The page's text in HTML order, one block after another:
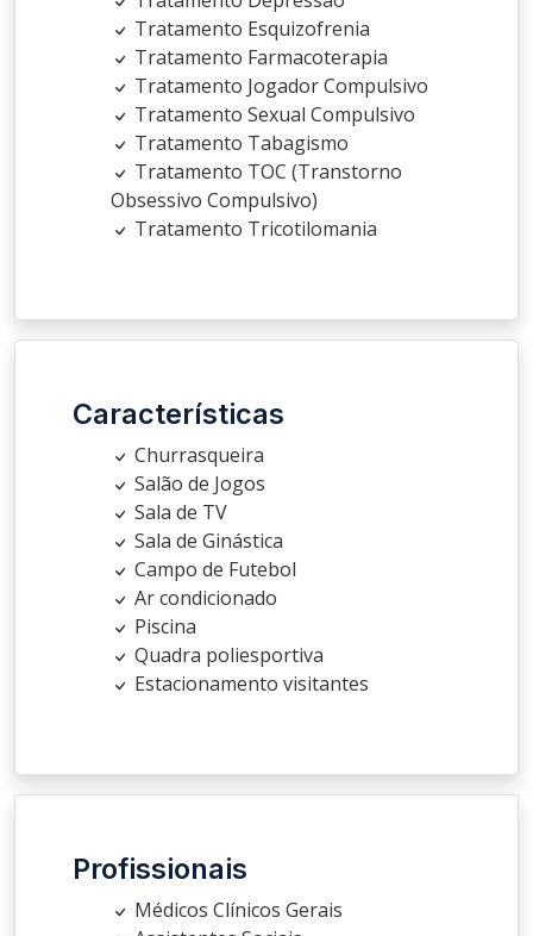
Tratamento Esquizofrenia
Tratamento Farmacoterapia
Tratamento Jogador Compulsivo
Tratamento Sexual Compulsivo
Tratamento Tabagismo
Tratamento TOC (Transtorno
Obsessivo Compulsivo)
Tratamento Tricotilomania
Características
Churrasqueira
Salão de Jogos
Sala de TV
Sala de Ginástica
Campo de Futebol
Ar condicionado
Piscina
Quadra poliesportiva
Estacionamento visitantes
Profissionais
Médicos Clínicos Gerais